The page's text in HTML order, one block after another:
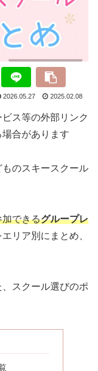
2026.05.27 2025.02.08
ス等の外部リンク
合があります
のスキースクール
加できるグループレ
リア別にまとめ、
スクール選びのポ